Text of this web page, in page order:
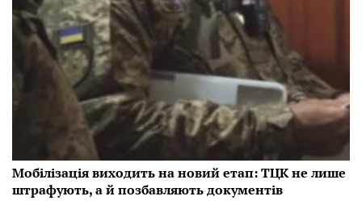
Мобілізація виходить на новий етап: ТЦК не лише
штрафують, а й позбавляють документів